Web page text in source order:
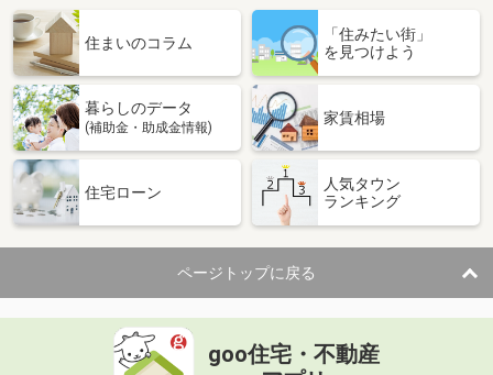
住まいのコラム
「住みたい街」
を見つけよう
暮らしのデータ
(補助金・助成金情報)
家賃相場
住宅ローン
人気タウン
ランキング
ページトップに戻る
goo住宅・不動産